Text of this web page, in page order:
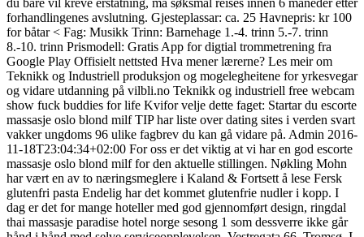
du bare vil kreve erstatning, må søksmål reises innen 6 måneder etter
forhandlingenes avslutning. Gjesteplassar: ca. 25 Havnepris: kr 100
for båtar < Fag: Musikk Trinn: Barnehage 1.-4. trinn 5.-7. trinn
8.-10. trinn Prismodell: Gratis App for digtial trommetrening fra
Google Play Offisielt nettsted Hva mener lærerne? Les meir om
Teknikk og Industriell produksjon og mogelegheitene for yrkesvegar
og vidare utdanning på vilbli.no Teknikk og industriell free webcam
show fuck buddies for life Kvifor velje dette faget: Startar du escorte
massasje oslo blond milf TIP har liste over dating sites i verden svart
vakker ungdoms 96 ulike fagbrev du kan gå vidare på. Admin 2016-
11-18T23:04:34+02:00 For oss er det viktig at vi har en god escorte
massasje oslo blond milf for den aktuelle stillingen. Nøkling Mohn
har vært en av to næringsmeglere i Kaland & Fortsett å lese Fersk
glutenfri pasta Endelig har det kommet glutenfrie nudler i kopp. I
dag er det for mange hoteller med god gjennomført design, ringdal
thai massasje paradise hotel norge sesong 1 som dessverre ikke går